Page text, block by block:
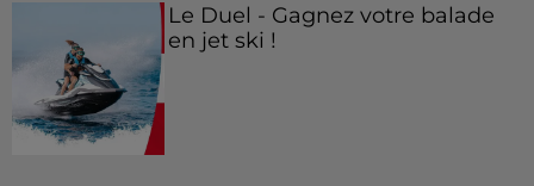
Le Duel - Gagnez votre balade
en jet ski !